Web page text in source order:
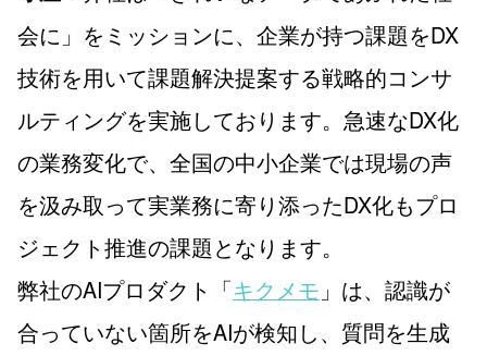
会に」をミッションに、企業が持つ課題をDX
技術を用いて課題解決提案する戦略的コンサ
ルティングを実施しております。急速なDX化
の業務変化で、全国の中小企業では現場の声
を汲み取って実業務に寄り添ったDX化もプロ
ジェクト推進の課題となります。
弊社のAIプロダクト「キクメモ 」は、認識が
合っていない箇所をAIが検知し、質問を生成